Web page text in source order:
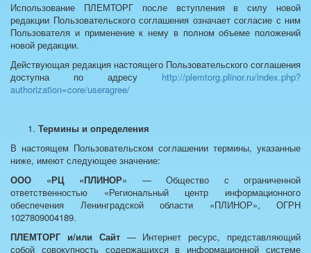
Использование ПЛЕМТОРГ после вступления в силу новой
редакции Пользовательского соглашения означает согласие с ним
Пользователя и применение к нему в полном объеме положений
новой редакции.
Действующая редакция настоящего Пользовательского соглашения
доступна по адресу http://plemtorg.plinor.ru/index.php?
authorization=core/useragree/
Термины и определения
В настоящем Пользовательском соглашении термины, указанные
ниже, имеют следующее значение:
ООО «РЦ «ПЛИНОР» — Общество с ограниченной
ответственностью «Региональный центр информационного
обеспечения Ленинградской области «ПЛИНОР», ОГРН
1027809004189.
ПЛЕМТОРГ и/или Сайт— Интернет ресурс, представляющий
собой совокупность содержащихся в информационной системе